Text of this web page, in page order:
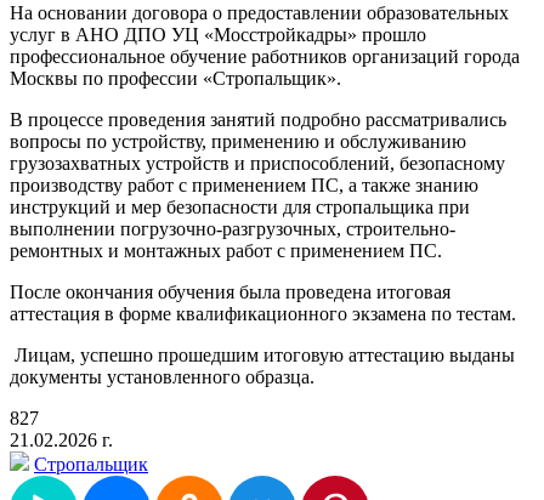
На основании договора о предоставлении образовательных
услуг в АНО ДПО УЦ «Мосстройкадры» прошло
профессиональное обучение работников организаций города
Москвы по профессии «Стропальщик».
В процессе проведения занятий подробно рассматривались
вопросы по устройству, применению и обслуживанию
грузозахватных устройств и приспособлений, безопасному
производству работ с применением ПС, а также знанию
инструкций и мер безопасности для стропальщика при
выполнении погрузочно-разгрузочных, строительно-
ремонтных и монтажных работ с применением ПС.
После окончания обучения была проведена итоговая
аттестация в форме квалификационного экзамена по тестам.
Лицам, успешно прошедшим итоговую аттестацию выданы
документы установленного образца.
827
21.02.2026 г.
Стропальщик